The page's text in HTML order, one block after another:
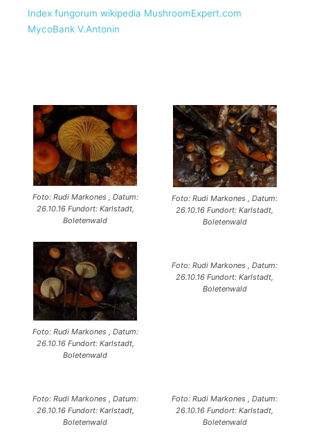
Index fungorum wikipedia MushroomExpert.com
MycoBank V.Antonin
Foto: Rudi Markones , Datum:
26.10.16 Fundort: Karlstadt,
Boletenwald
Foto: Rudi Markones , Datum:
26.10.16 Fundort: Karlstadt,
Boletenwald
Foto: Rudi Markones , Datum:
26.10.16 Fundort: Karlstadt,
Boletenwald
Foto: Rudi Markones , Datum:
26.10.16 Fundort: Karlstadt,
Boletenwald
Foto: Rudi Markones , Datum:
26.10.16 Fundort: Karlstadt,
Boletenwald
Foto: Rudi Markones , Datum:
26.10.16 Fundort: Karlstadt,
Boletenwald